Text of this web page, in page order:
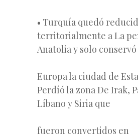
• Turquía quedó
territorialmente a La
Anatolia y solo
Europa la ciudad de
Perdíó la zona De Irak,
Líbano y Siria que
fueron convertidos en